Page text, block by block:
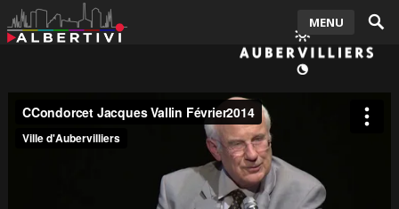
MENU